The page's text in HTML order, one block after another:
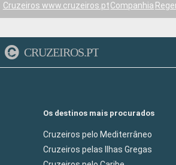
Cruzeiros www.cruzeiros.ptCompanhia
CRUZEIROS.PT
Os destinos mais procurados
Cruzeiros pelo Mediterrâneo
Cruzeiros pelas Ilhas Gregas